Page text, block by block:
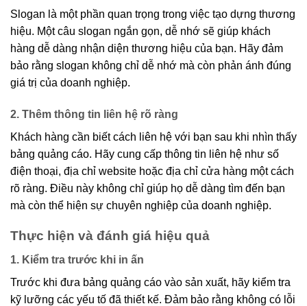
Slogan là một phần quan trọng trong việc tạo dựng thương
hiệu. Một câu slogan ngắn gọn, dễ nhớ sẽ giúp khách
hàng dễ dàng nhận diện thương hiệu của bạn. Hãy đảm
bảo rằng slogan không chỉ dễ nhớ mà còn phản ánh đúng
giá trị của doanh nghiệp.
2. Thêm thông tin liên hệ rõ ràng
Khách hàng cần biết cách liên hệ với bạn sau khi nhìn thấy
bảng quảng cáo. Hãy cung cấp thông tin liên hệ như số
điện thoại, địa chỉ website hoặc địa chỉ cửa hàng một cách
rõ ràng. Điều này không chỉ giúp họ dễ dàng tìm đến bạn
mà còn thể hiện sự chuyên nghiệp của doanh nghiệp.
Thực hiện và đánh giá hiệu quả
1. Kiểm tra trước khi in ấn
Trước khi đưa bảng quảng cáo vào sản xuất, hãy kiểm tra
kỹ lưỡng các yếu tố đã thiết kế. Đảm bảo rằng không có lỗi